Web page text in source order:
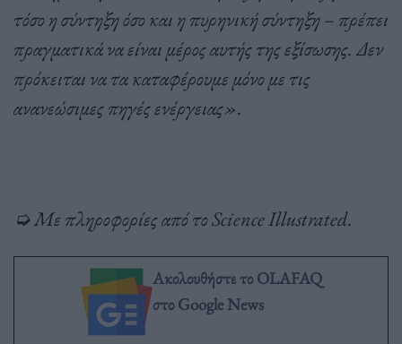
τόσο η σύντηξη όσο και η πυρηνική σύντηξη– πρέπει
πραγματικά να είναι μέρος αυτής της εξίσωσης. Δεν
πρόκειται να τα καταφέρουμε μόνο με τις
ανανεώσιμες πηγές ενέργειας».
➭ Με πληροφορίες από το Science Illustrated.
Ακολουθήστε το OLAFAQ
στο Google News